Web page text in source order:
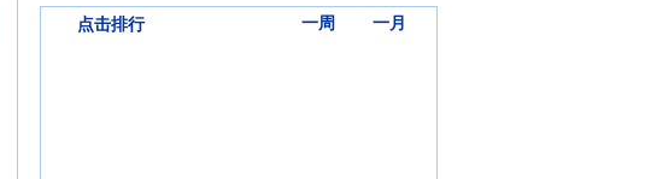
点击排行 一周 一月